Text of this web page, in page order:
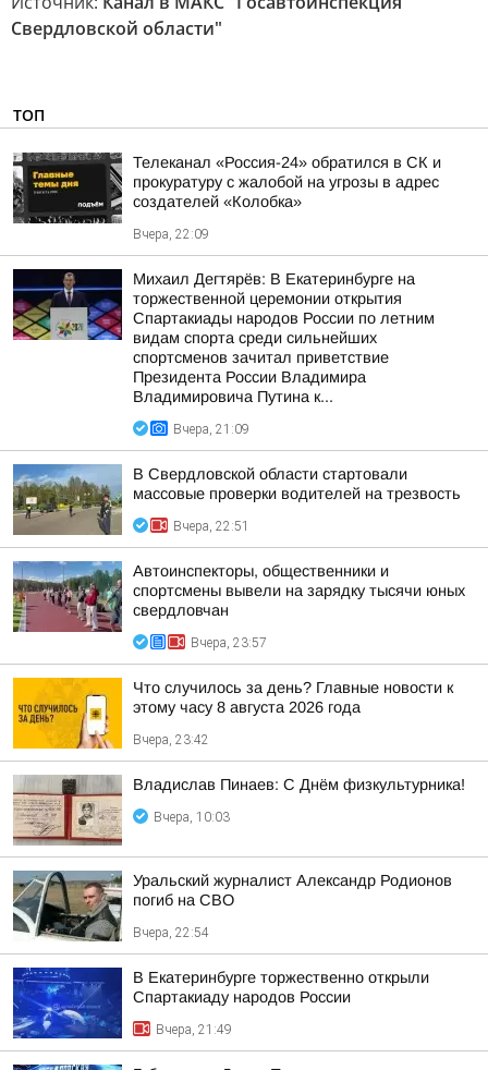
Свердловской области"
ТОП
Телеканал «Россия-24» обратился в СК и
прокуратуру с жалобой на угрозы в адрес
создателей «Колобка»
Вчера, 22:09
Михаил Дегтярёв: В Екатеринбурге на
торжественной церемонии открытия
Спартакиады народов России по летним
видам спорта среди сильнейших
спортсменов зачитал приветствие
Президента России Владимира
Владимировича Путина к...
Вчера, 21:09
В Свердловской области стартовали
массовые проверки водителей на трезвость
Вчера, 22:51
Автоинспекторы, общественники и
спортсмены вывели на зарядку тысячи юных
свердловчан
Вчера, 23:57
Что случилось за день? Главные новости к
этому часу 8 августа 2026 года
Вчера, 23:42
Владислав Пинаев: С Днём физкультурника!
Вчера, 10:03
Уральский журналист Александр Родионов
погиб на СВО
Вчера, 22:54
В Екатеринбурге торжественно открыли
Спартакиаду народов России
Вчера, 21:49